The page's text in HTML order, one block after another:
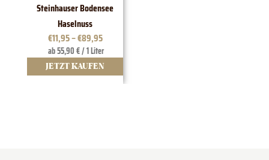
Steinhauser Bodensee
Haselnuss
€11,95–€89,95
ab 55,90 € / 1 Liter
JETZT KAUFEN